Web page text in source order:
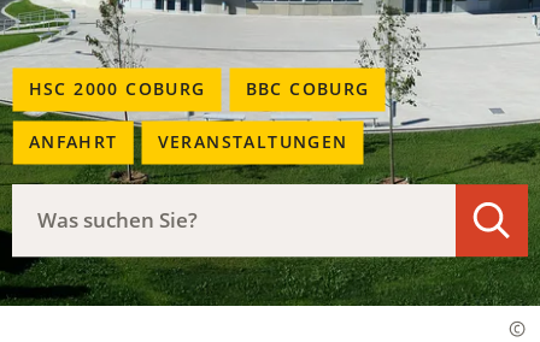
ANFAHRT VERANSTALTUNGEN
(ÖFFNET
IN
EINEM
NEUEN
HSC 2000 COBURG
(ÖFFNET
IN
EINEM
NEUEN
TAB)
BBC COBURG
(ÖFFNET
IN
EINEM
NEUEN
TAB)
möchten
finden?